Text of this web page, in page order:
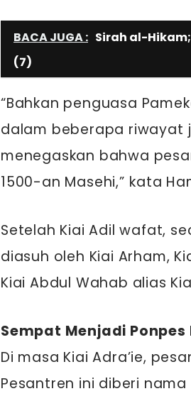
BACA JUGA : Sirah al-
(7)
“Bahkan penguasa
dalam beberapa riwayat
menegaskan bahwa
1500-an Masehi,” kata
Setelah Kiai Adil wafat,
diasuh oleh Kiai Arham,
Kiai Abdul Wahab alias
Sempat Menjadi Ponpes
Di masa Kiai Adra’ie,
Pesantren ini diberi nama